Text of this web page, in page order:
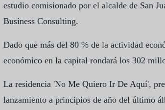
estudio comisionado por el alcalde de San
Business Consulting.
Dado que más del 80 % de la actividad
económico en la capital rondará los 302
La residencia 'No Me Quiero Ir De Aquí',
lanzamiento a principios de año del último